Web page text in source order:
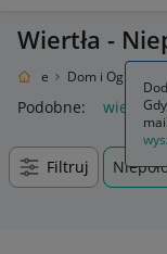
Wiertła -
Dom i Ogród
Podobne: wiertła
Filtruj